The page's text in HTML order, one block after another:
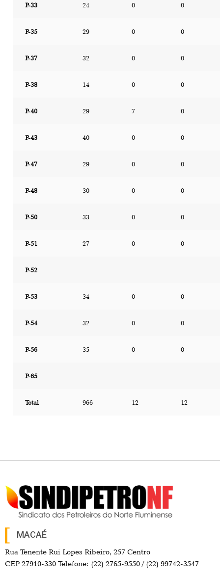
P-33 24 0 0
P-35 29 0 0
P-37 32 0 0
P-38 14 0 0
P-40 29 7 0
P-43 40 0 0
P-47 29 0 0
P-48 30 0 0
P-50 33 0 0
P-51 27 0 0
P-52
P-53 34 0 0
P-54 32 0 0
P-56 35 0 0
P-65
Total 966 12 12
MACAÉ
Rua Tenente Rui Lopes Ribeiro, 257 Centro
CEP 27910-330 Telefone: (22) 2765-9550 / (22) 99742-3547